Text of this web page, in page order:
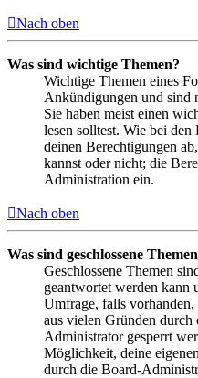
Nach oben
Was sind wichtige Themen?
Wichtige Themen eines
Ankündigungen und sind
Sie haben meist einen
lesen solltest. Wie bei
deinen Berechtigungen
kannst oder nicht; die
Administration ein.
Nach oben
Was sind geschlossene
Geschlossene Themen
geantwortet werden kann
Umfrage, falls
aus vielen Gründen durch
Administrator gesperrt
Möglichkeit, deine
durch die Board-